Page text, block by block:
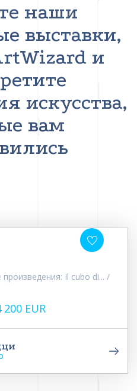
наши
выставки,
и
искусства,
вам
Il cubo di... /
200 EUR